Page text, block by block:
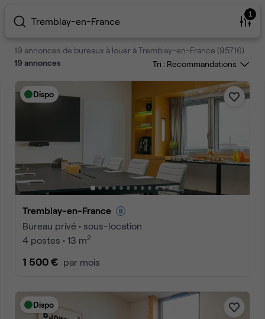
Tremblay-en-France
1
19 annonces de bureaux à louer à Tremblay-en-France (95716)
19 annonces Tri :
Dispo
Tremblay-en-France
Bureau privé • sous-location
4 postes • 13 m2
1 500 € par mois
Dispo